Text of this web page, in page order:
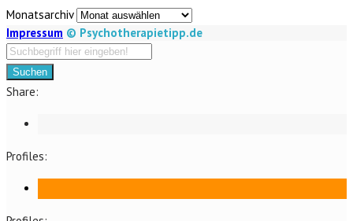
Monatsarchiv
Impressum © Psychotherapietipp.de
Suchen
Share:
Profiles: